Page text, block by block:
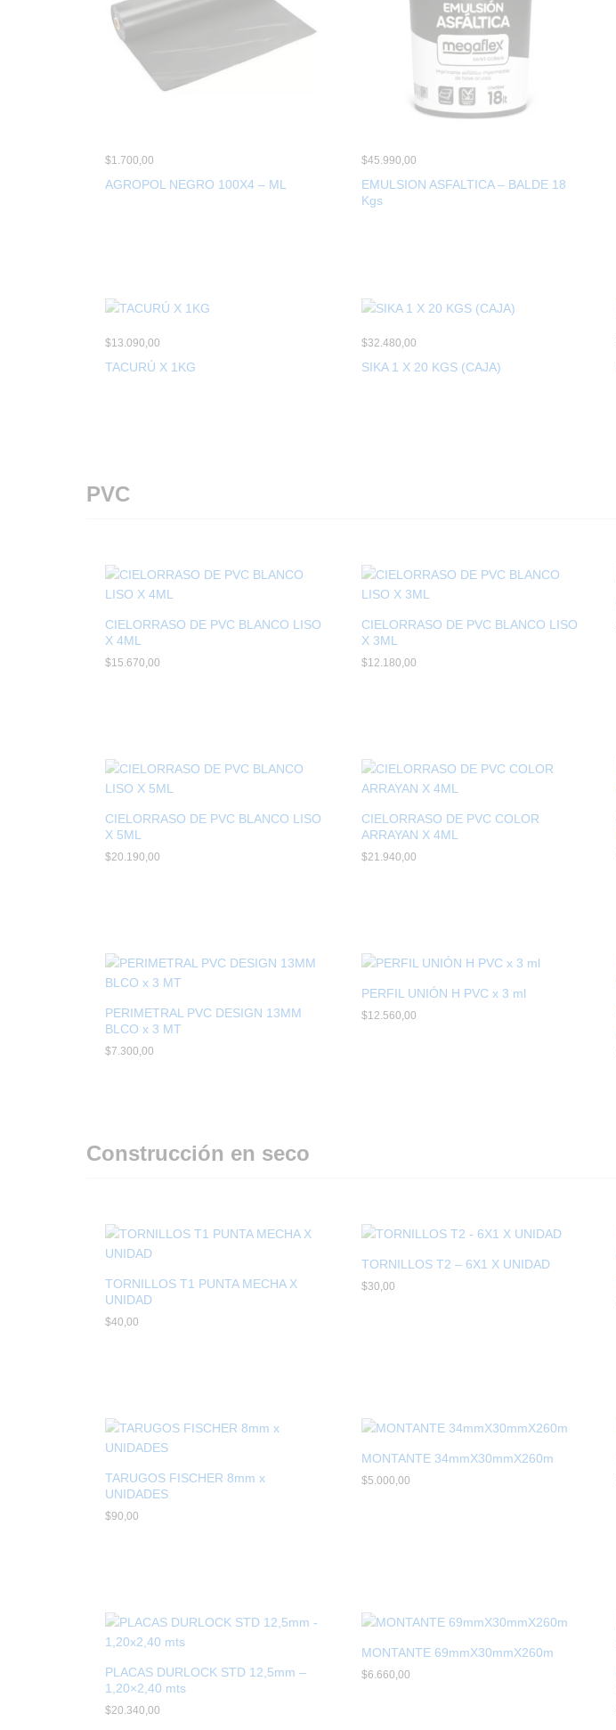
$1.700,00
AGROPOL NEGRO 100X4 – ML
$45.990,00
EMULSION ASFALTICA – BALDE 18
Kgs
$13.090,00
TACURÚ X 1KG
$32.480,00
SIKA 1 X 20 KGS (CAJA)
PVC
CIELORRASO DE PVC BLANCO LISO
X 4ML
$15.670,00
$15.670,00
CIELORRASO DE PVC BLANCO LISO
X 3ML
$12.180,00
$12.180,00
CIELORRASO DE PVC BLANCO LISO
X 5ML
$20.190,00
$20.190,00
CIELORRASO DE PVC COLOR
ARRAYAN X 4ML
$21.940,00
$21.940,00
PERIMETRAL PVC DESIGN 13MM
BLCO x 3 MT
$7.300,00
$7.300,00
PERFIL UNIÓN H PVC x 3 ml
$12.560,00
$12.560,00
Construcción en seco
TORNILLOS T1 PUNTA MECHA X
UNIDAD
$40,00
$40,00
TORNILLOS T2 – 6X1 X UNIDAD
$30,00
$30,00
TARUGOS FISCHER 8mm x
UNIDADES
$90,00
$90,00
MONTANTE 34mmX30mmX260m
$5.000,00
$5.000,00
PLACAS DURLOCK STD 12,5mm –
1,20×2,40 mts
$20.340,00
$20.340,00
MONTANTE 69mmX30mmX260m
$6.660,00
$6.660,00